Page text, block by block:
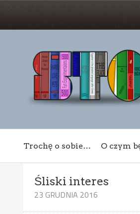
Trochę o sobie… O czym
Śliski interes
23 GRUDNIA 2016